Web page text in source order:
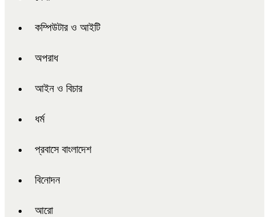
কম্পিউটার ও আইটি
অপরাধ
আইন ও বিচার
ধর্ম
প্রবাসে বাংলাদেশ
বিনোদন
আরো